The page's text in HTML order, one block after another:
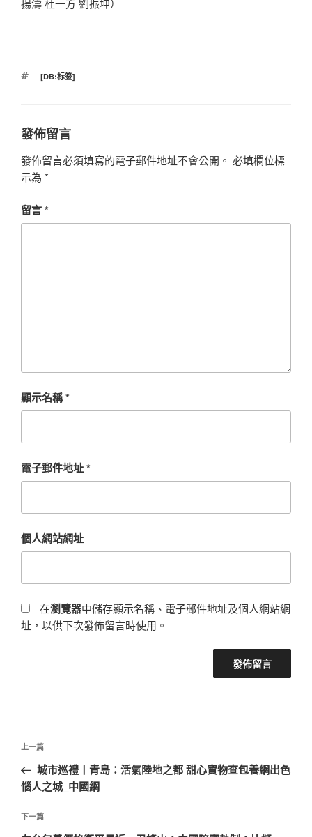
揚濤 杜一方 劉振坤）
標
[DB:标签]
發佈留言
發佈留言必須填寫的電子郵件地址不會公開。 必填欄位標
示為 *
留言*
顯示名稱*
電子郵件地址*
個人網站網址
在瀏覽器中儲存顯示名稱、電子郵件地址及個人網站網
址，以供下次發佈留言時使用。
文
導
覽
上
一
篇
章
上一篇
城市巡禮丨青島：活氣陸地之都 甜心寶物查包養網出色
惱人之城_中國網
下
下一篇